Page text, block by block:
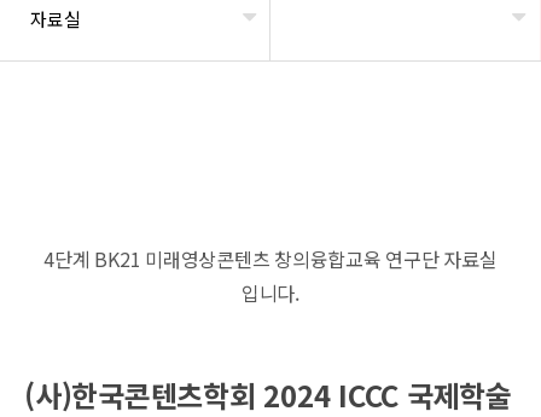
자료실
4단계 BK21 미래영상콘텐츠 창의융합교육 연구단 자료실
입니다.
(사)한국콘텐츠학회 2024 ICCC 국제학술